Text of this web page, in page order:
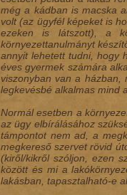
még a kádban is macska
volt (az ügyfél képeket is
ezeken is látszott), a
környezettanulmányt
annyit lehetett tudni, hogy
éves gyermek számára
viszonyban van a
legkevésbé alkalmas mind
Normál esetben a
az ügy elbírálásához
támpontot nem ad, a
megkereső szervet rövid
(kiről/kikről szóljon, ezen
között és mi a
lakásban, tapasztalható-e